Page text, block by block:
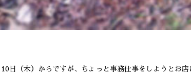
日（木）からですが、ちょっと事務仕事をしようとお